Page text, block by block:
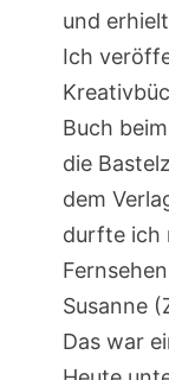
und
Ich
Buch
die
dem
durfte ich
Susanne
Das war